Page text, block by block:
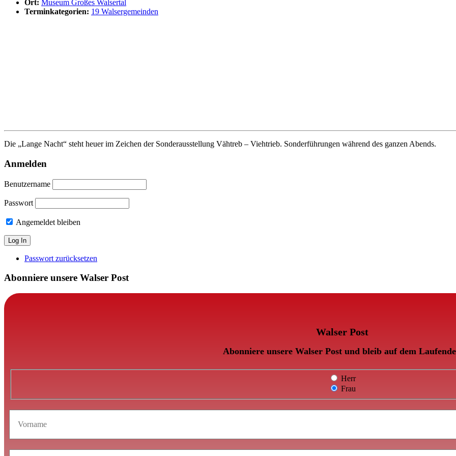
Ort: Museum Großes Walsertal
Terminkategorien: 19 Walsergemeinden
Die „Lange Nacht“ steht heuer im Zeichen der Sonderausstellung Vähtreb – Viehtrieb. Sonderführungen während des ganzen Abends.
Anmelden
Benutzername
Passwort
Angemeldet bleiben
Passwort zurücksetzen
Abonniere unsere Walser Post
Walser Post
Abonniere unsere Walser Post und bleib auf dem
Herr
Frau